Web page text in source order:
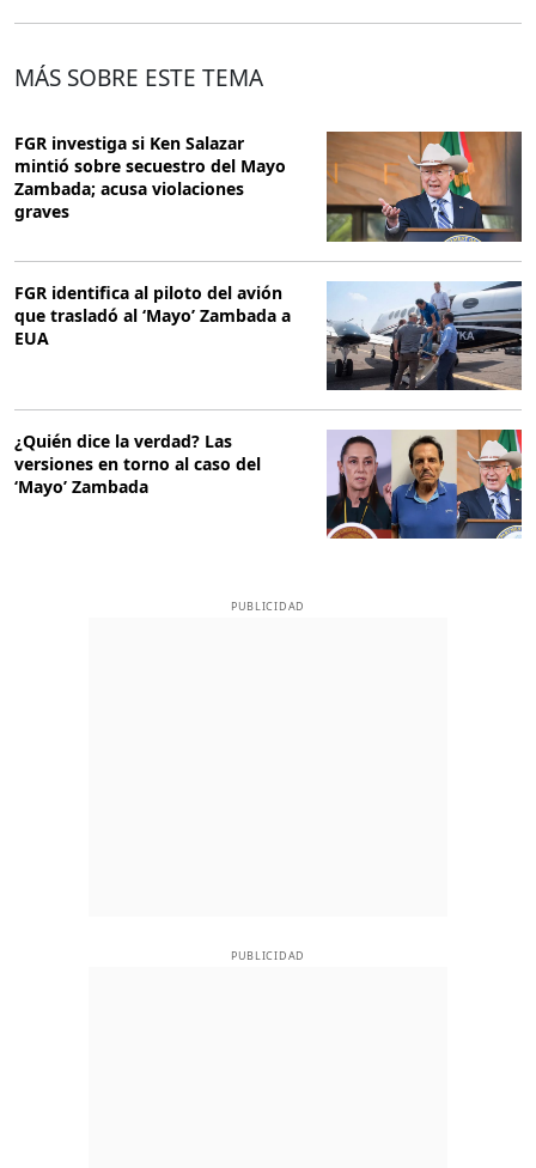
MÁS SOBRE ESTE TEMA
FGR investiga si Ken Salazar
mintió sobre secuestro del Mayo
Zambada; acusa violaciones
graves
FGR identifica al piloto del avión
que trasladó al ‘Mayo’ Zambada a
EUA
¿Quién dice la verdad? Las
versiones en torno al caso del
‘Mayo’ Zambada
PUBLICIDAD
PUBLICIDAD